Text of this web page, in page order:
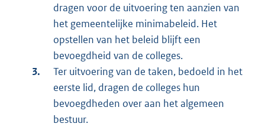
dragen voor de uitvoering ten aanzien van
het gemeentelijke minimabeleid. Het
opstellen van het beleid blijft een
bevoegdheid van de colleges.
Ter uitvoering van de taken, bedoeld in het
eerste lid, dragen de colleges hun
bevoegdheden over aan het algemeen
bestuur.